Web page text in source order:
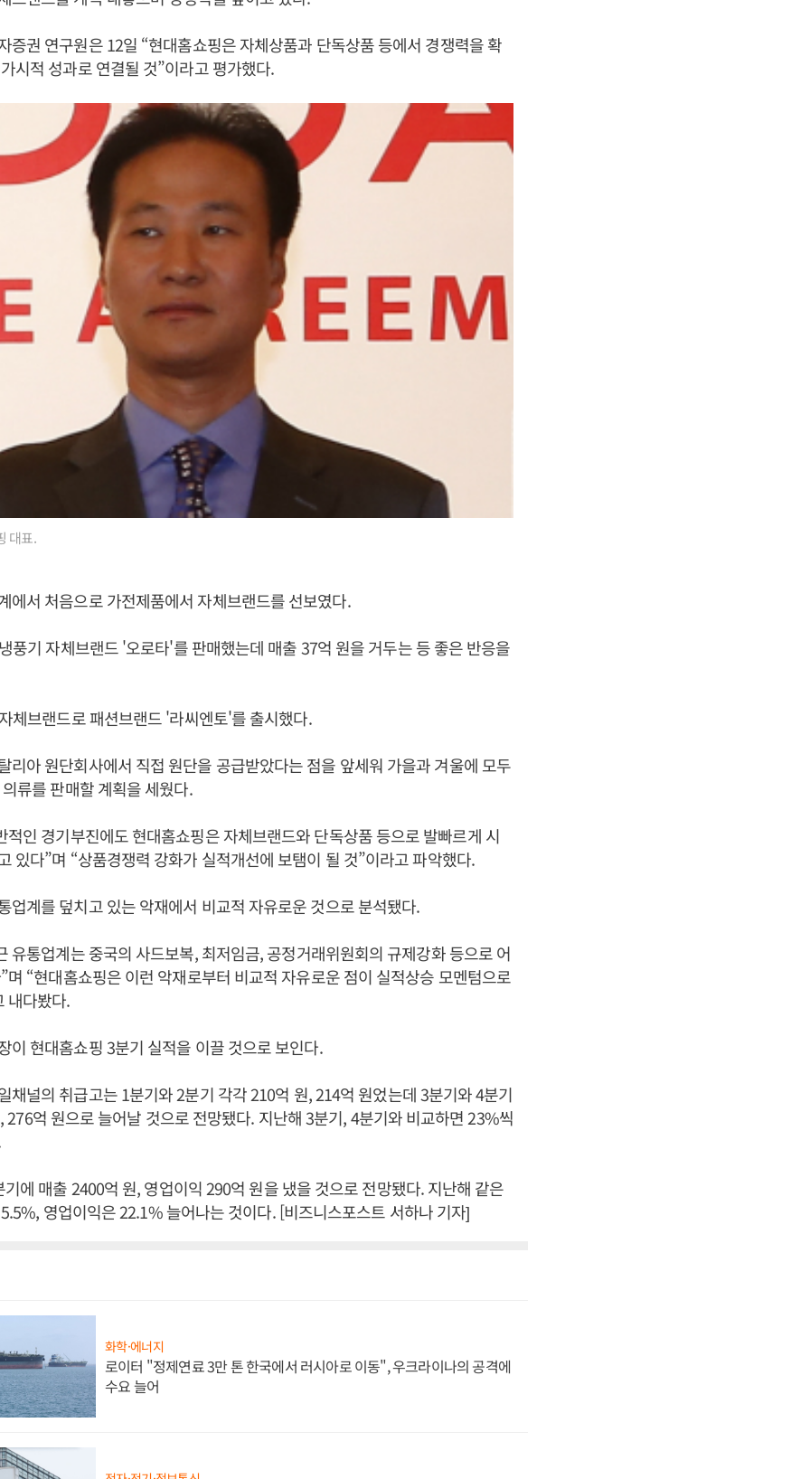
증권 연구원은 12일 “현대홈쇼핑은 자체상품과 단독상품 등에서 경쟁력을 확
시적 성과로 연결될 것”이라고 평가했다.
대표.
에서 처음으로 가전제품에서 자체브랜드를 선보였다.
풍기 자체브랜드 '오로타'를 판매했는데 매출 37억 원을 거두는 등 좋은 반응을
체브랜드로 패션브랜드 '라씨엔토'를 출시했다.
리아 원단회사에서 직접 원단을 공급받았다는 점을 앞세워 가을과 겨울에 모두
류를 판매할 계획을 세웠다.
적인 경기부진에도 현대홈쇼핑은 자체브랜드와 단독상품 등으로 발빠르게 시
있다”며 “상품경쟁력 강화가 실적개선에 보탬이 될 것”이라고 파악했다.
업계를 덮치고 있는 악재에서 비교적 자유로운 것으로 분석됐다.
유통업계는 중국의 사드보복, 최저임금, 공정거래위원회의 규제강화 등으로 어
며 “현대홈쇼핑은 이런 악재로부터 비교적 자유로운 점이 실적상승 모멘텀으로
내다봤다.
이 현대홈쇼핑 3분기 실적을 이끌 것으로 보인다.
채널의 취급고는 1분기와 2분기 각각 210억 원, 214억 원었는데 3분기와 4분기
276억 원으로 늘어날 것으로 전망됐다. 지난해 3분기, 4분기와 비교하면 23%씩
에 매출 2400억 원, 영업이익 290억 원을 냈을 것으로 전망됐다. 지난해 같은
영업이익은 22.1% 늘어나는 것이다. [비즈니스포스트 서하나 기자]
화학·에너지
로이터 "정제연료 3만 톤 한국에서 러시아로 이동", 우크라이나의 공격에
수요 늘어